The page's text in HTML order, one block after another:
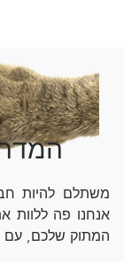
משתלם להיות
אנחנו פה ללוות
המתוק שלכם, עם